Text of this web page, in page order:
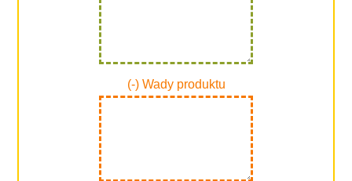
(-) Wady produktu